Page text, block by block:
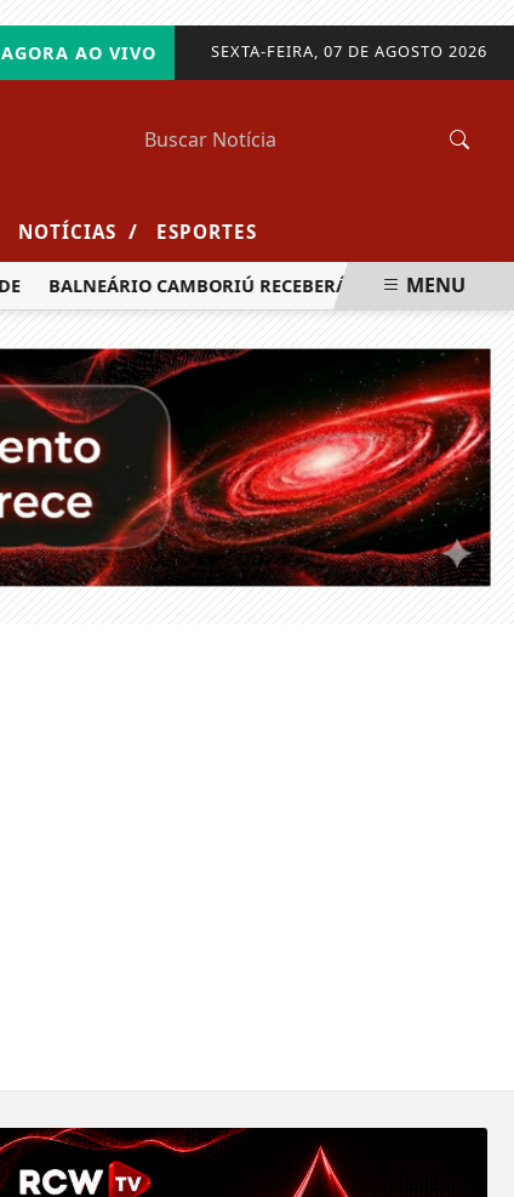
SEXTA-FEIRA, 07 DE AGOSTO 2026
AGORA AO VIVO
NOTÍCIAS / ESPORTES
BALNEÁRIO CAMBORIÚ RECEBERÁ MAIS DE 120MENU